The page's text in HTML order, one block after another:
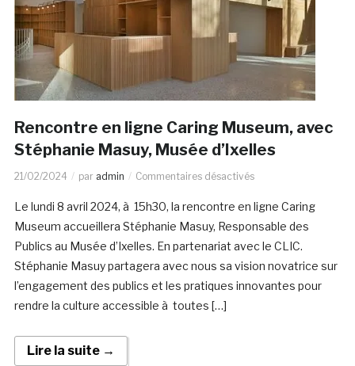
Rencontre en ligne Caring Museum, avec
Stéphanie Masuy, Musée d’Ixelles
21/02/2024 par admin Commentaires désactivés
Le lundi 8 avril 2024, à 15h30, la rencontre en ligne Caring
Museum accueillera Stéphanie Masuy, Responsable des
Publics au Musée d’Ixelles. En partenariat avec le CLIC.
Stéphanie Masuy partagera avec nous sa vision novatrice sur
l’engagement des publics et les pratiques innovantes pour
rendre la culture accessible à toutes […]
Lire la suite →